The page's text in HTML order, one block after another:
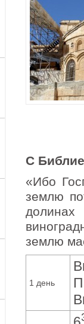
С
«Ибо
землю
землю
1 день